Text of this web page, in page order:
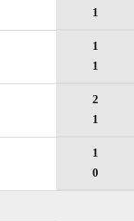
1
1
1
2
1
1
0